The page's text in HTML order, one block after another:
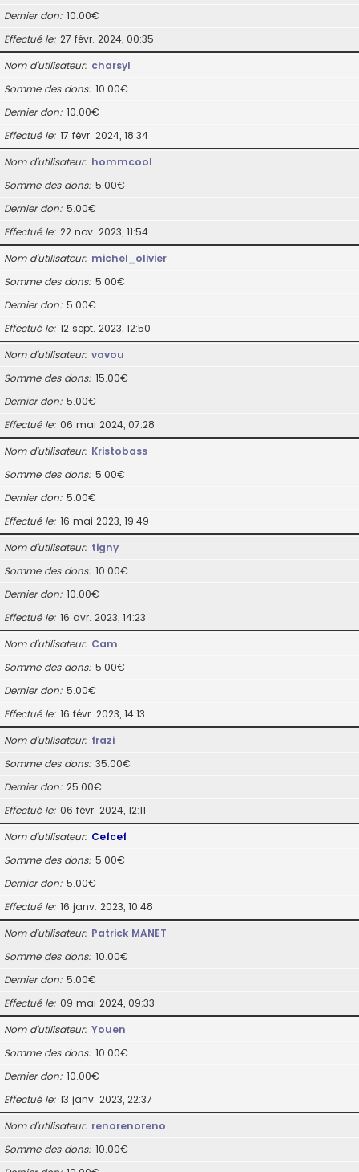
Dernier don 10.00€
Effectué le 27 févr. 2024, 00:35
Nom d’utilisateur charsyl
Somme des dons 10.00€
Dernier don 10.00€
Effectué le 17 févr. 2024, 18:34
Nom d’utilisateur hommcool
Somme des dons 5.00€
Dernier don 5.00€
Effectué le 22 nov. 2023, 11:54
Nom d’utilisateur michel_olivier
Somme des dons 5.00€
Dernier don 5.00€
Effectué le 12 sept. 2023, 12:50
Nom d’utilisateur vavou
Somme des dons 15.00€
Dernier don 5.00€
Effectué le 06 mai 2024, 07:28
Nom d’utilisateur Kristobass
Somme des dons 5.00€
Dernier don 5.00€
Effectué le 16 mai 2023, 19:49
Nom d’utilisateur tigny
Somme des dons 10.00€
Dernier don 10.00€
Effectué le 16 avr. 2023, 14:23
Nom d’utilisateur Cam
Somme des dons 5.00€
Dernier don 5.00€
Effectué le 16 févr. 2023, 14:13
Nom d’utilisateur frazi
Somme des dons 35.00€
Dernier don 25.00€
Effectué le 06 févr. 2024, 12:11
Nom d’utilisateur Cefcef
Somme des dons 5.00€
Dernier don 5.00€
Effectué le 16 janv. 2023, 10:48
Nom d’utilisateur Patrick MANET
Somme des dons 10.00€
Dernier don 5.00€
Effectué le 09 mai 2024, 09:33
Nom d’utilisateur Youen
Somme des dons 10.00€
Dernier don 10.00€
Effectué le 13 janv. 2023, 22:37
Nom d’utilisateur renorenoreno
Somme des dons 10.00€